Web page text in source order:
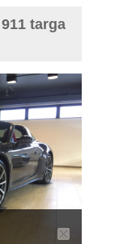
targa